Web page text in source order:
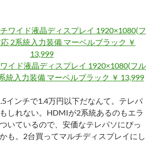
イド液晶ディスプレイ 1920×1080(フル
統入力装備 マーベルブラック ￥ 13,999
インチで1.4万円以下だなんて。テレパ
しれない。HDMIが2系統あるのもエラ
いているので、安価なテレパソにぴっ
も。2台買ってマルチディスプレイにし